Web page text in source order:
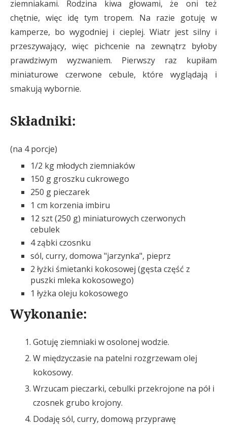
ziemniakami. Rodzina kiwa głowami, że oni też
chętnie, więc idę tym tropem. Na razie gotuję w
kamperze, bo wygodniej i cieplej. Wiatr jest silny i
przeszywający, więc pichcenie na zewnątrz byłoby
prawdziwym wyzwaniem. Pierwszy raz kupiłam
miniaturowe czerwone cebule, które wyglądają i
smakują wybornie.
Składniki:
(na 4 porcje)
1/2 kg młodych ziemniaków
150 g groszku cukrowego
250 g pieczarek
1 cm korzenia imbiru
12 szt (250 g) miniaturowych czerwonych
cebulek
4 ząbki czosnku
sól, curry, domowa "jarzynka", pieprz
2 łyżki śmietanki kokosowej (gęsta część z
puszki mleka kokosowego)
1 łyżka oleju kokosowego
Wykonanie:
Gotuję ziemniaki w osolonej wodzie.
W międzyczasie na patelni rozgrzewam olej
kokosowy.
Wrzucam pieczarki, cebulki przekrojone na pół i
czosnek grubo krojony.
Dodaję sól, curry, domową przyprawę